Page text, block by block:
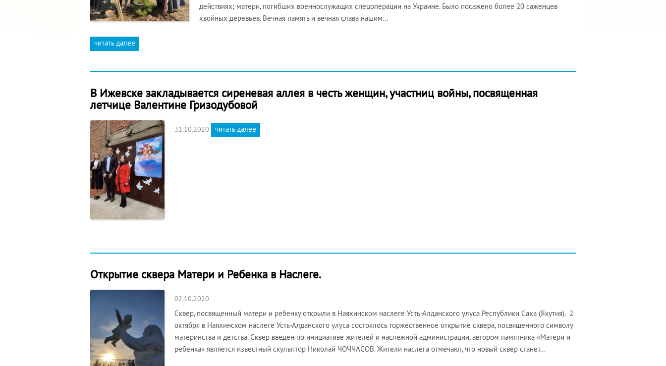
действиях; матери, погибших военнослужащих спецоперации на Украине. Было посажено более 20 саженцев
хвойных деревьев. Вечная память и вечная слава нашим…
читать далее
В Ижевске закладывается сиреневая аллея в честь женщин, участниц войны, посвященная
летчице Валентине Гризодубовой
31.10.2020 читать далее
Открытие сквера Матери и Ребенка в Наслеге.
02.10.2020
Сквер, посвященный матери и ребенку открыли в Наяхинском наслеге Усть-Алданского улуса Республики Саха (Якутия). 2
октября в Наяхинском наслеге Усть-Алданского улуса состоялось торжественное открытие сквера, посвященного символу
материнства и детства. Сквер введен по инициативе жителей и наслежной администрации, автором памятника «Матери и
ребенка» является известный скульптор Николай ЧОЧЧАСОВ. Жители наслега отмечают, что новый сквер станет…